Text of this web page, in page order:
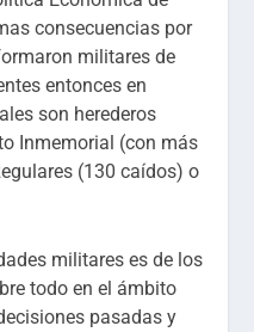
consecuencias por
militares de
entonces en
son herederos
Inmemorial (con más
(130 caídos) o
militares es de los
todo en el ámbito
pasadas y